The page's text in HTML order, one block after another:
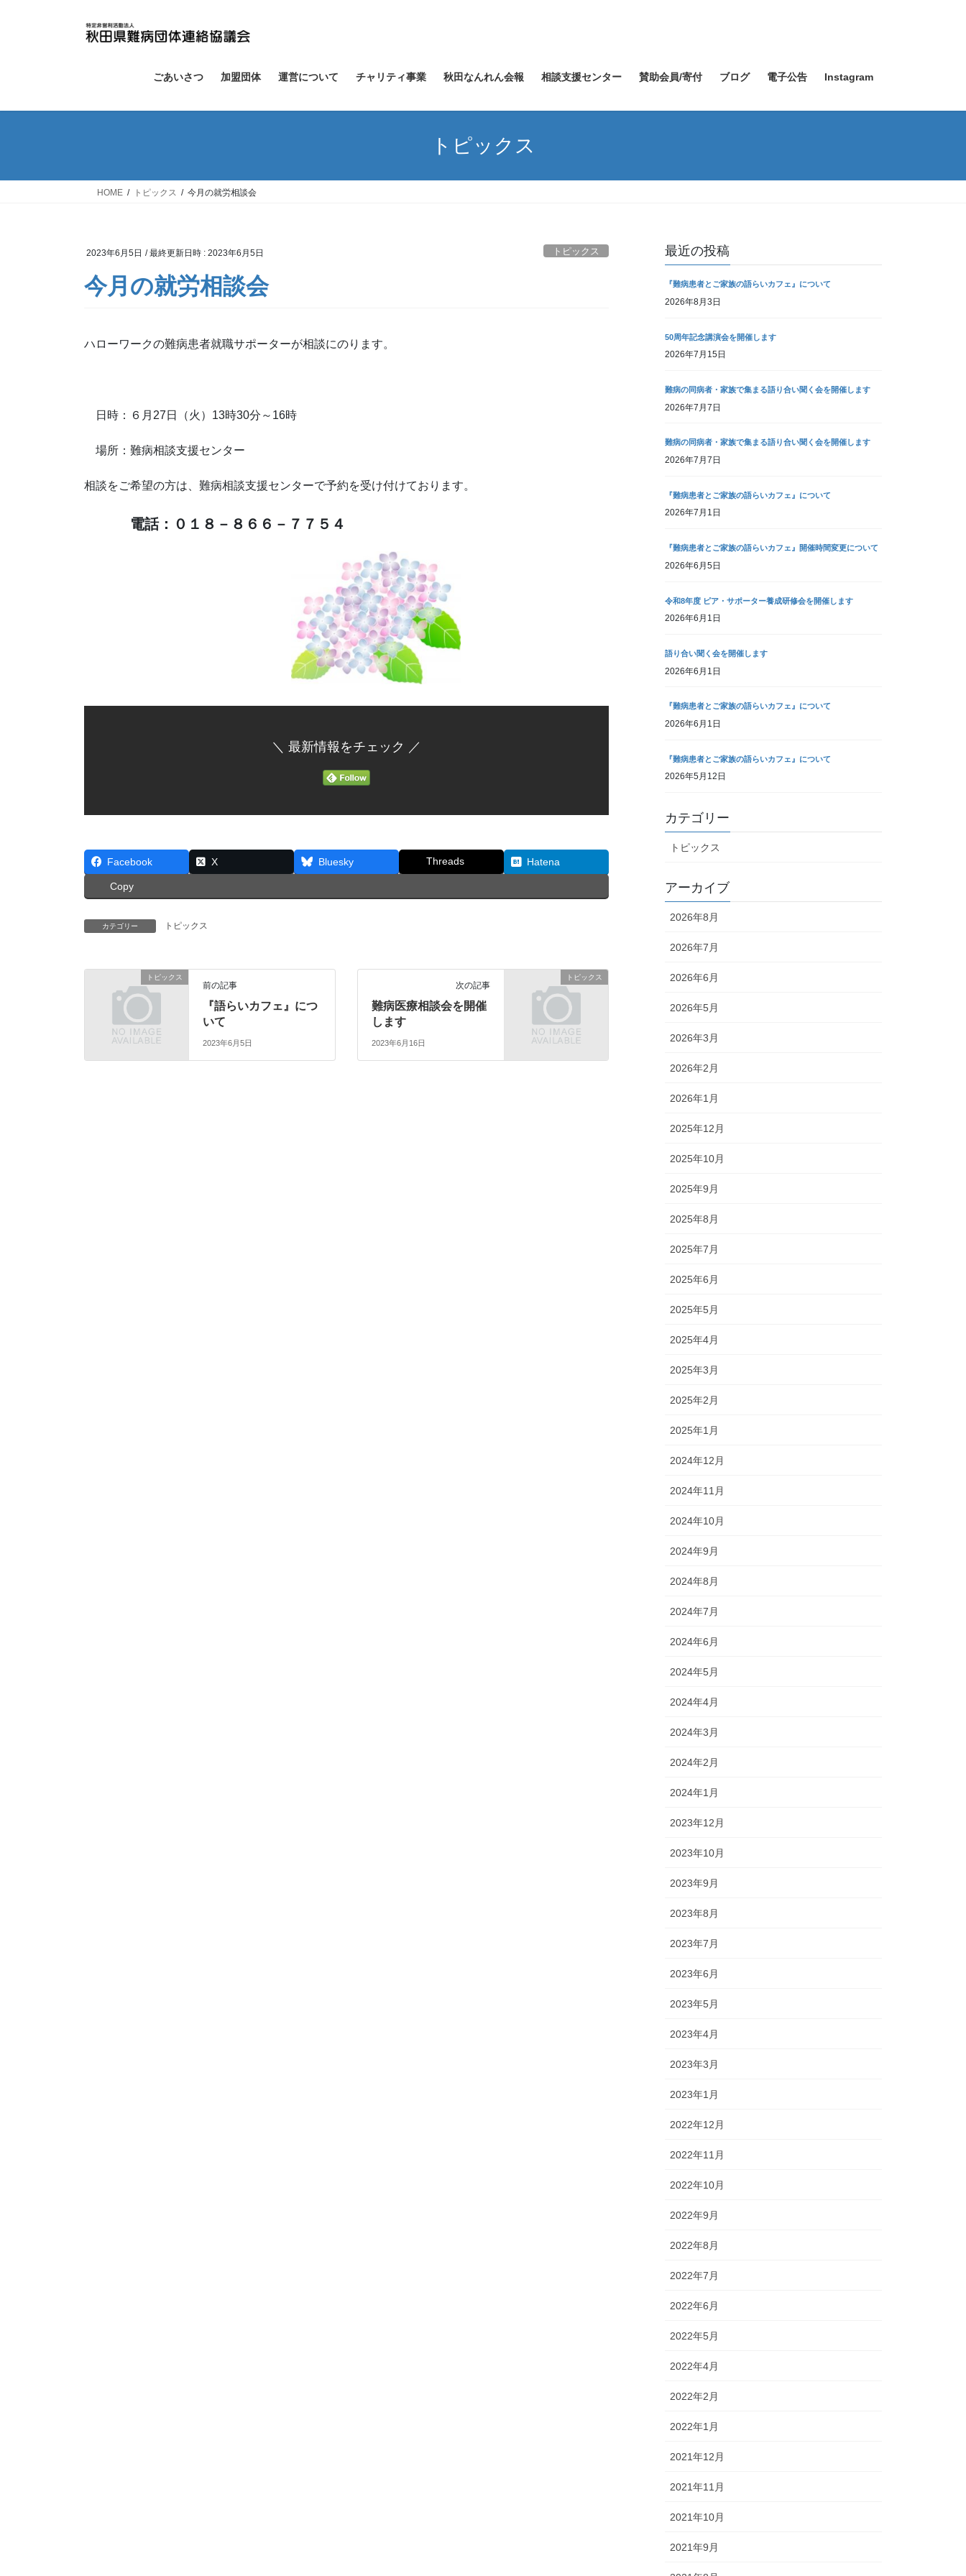
ス
ン
ごあいさつ 加盟団体 運営について チャリティ事業 秋田なんれん会報 相談支援センター 賛助会員/寄付 ブログ 電子公告 Instagram
トピックス
HOME トピックス 今月の就労相談会
2023年6月5日 / 最終更新日時 : 2023年6月5日 トピックス
今月の就労相談会
ハローワークの難病患者就職サポーターが相談にのります。
日時：６月 27 日（火） 13時30分～ 16時
場所：難病相談支援センター
相談をご希望の方は、難病相談支援センターで予約を受け付けております。
電話：０１８－８６６－７７５４
＼ 最新情報をチェック ／
Facebook X Bluesky Threads Hatena
Copy
カテゴリー トピックス
トピックス
前の記事
『語らいカフェ』につ
いて
2023年6月5日
トピックス
次の記事
難病医療相談会を開催
します
2023年6月16日
最近の投稿
『難病患者とご家族の語らいカフェ』について
2026年8月3日
50周年記念講演会を開催します
2026年7月15日
難病の同病者・家族で集まる語り合い聞く会を開催します
2026年7月7日
難病の同病者・家族で集まる語り合い聞く会を開催します
2026年7月7日
『難病患者とご家族の語らいカフェ』について
2026年7月1日
『難病患者とご家族の語らいカフェ』開催時間変更について
2026年6月5日
令和8年度 ピア・サポーター養成研修会を開催します
2026年6月1日
語り合い聞く会を開催します
2026年6月1日
『難病患者とご家族の語らいカフェ』について
2026年6月1日
『難病患者とご家族の語らいカフェ』について
2026年5月12日
カテゴリー
トピックス
アーカイブ
2026年8月
2026年7月
2026年6月
2026年5月
2026年3月
2026年2月
2026年1月
2025年12月
2025年10月
2025年9月
2025年8月
2025年7月
2025年6月
2025年5月
2025年4月
2025年3月
2025年2月
2025年1月
2024年12月
2024年11月
2024年10月
2024年9月
2024年8月
2024年7月
2024年6月
2024年5月
2024年4月
2024年3月
2024年2月
2024年1月
2023年12月
2023年10月
2023年9月
2023年8月
2023年7月
2023年6月
2023年5月
2023年4月
2023年3月
2023年1月
2022年12月
2022年11月
2022年10月
2022年9月
2022年8月
2022年7月
2022年6月
2022年5月
2022年4月
2022年2月
2022年1月
2021年12月
2021年11月
2021年10月
2021年9月